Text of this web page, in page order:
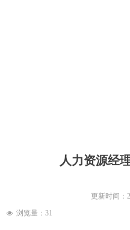
人力资源经
넶 浏览量： 31
更新时间：